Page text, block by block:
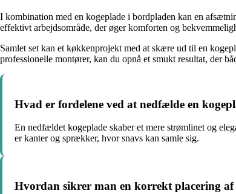
I kombination med en kogeplade i bordpladen kan en
effektivt arbejdsområde, der øger komforten og
Samlet set kan et køkkenprojekt med at skære ud til en
professionelle montører, kan du opnå et smukt resultat, der
Hvad er fordelene ved at nedfælde en
En nedfældet kogeplade skaber et mere strømlinet og
er kanter og sprækker, hvor snavs kan samle sig.
Hvordan sikrer man en korrekt placering af